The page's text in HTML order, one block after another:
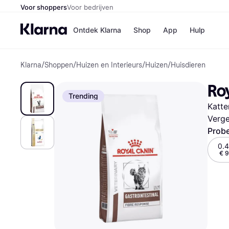
Voor shoppersVoor bedrijven
Ontdek Klarna Shop
Winkels
Bol
H&M
App Hulp
Klarna/Shoppen/Huizen en Interieurs/Huizen/Huisdieren
Trending
€